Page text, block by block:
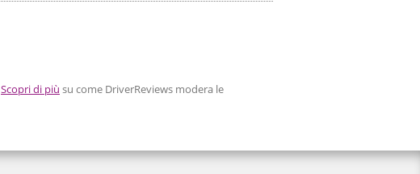
Scopri di più su come DriverReviews modera le